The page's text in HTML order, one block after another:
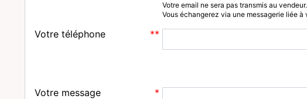
Votre email ne sera pas transmis au vendeur.
Vous échangerez via une messagerie liée à
Votre téléphone
Votre message